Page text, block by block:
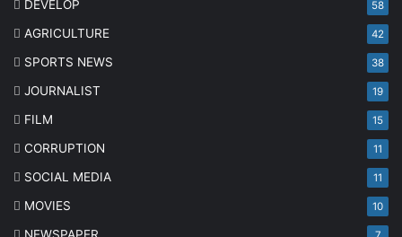
DEVELOP 58
AGRICULTURE 42
SPORTS NEWS 38
JOURNALIST 19
FILM 15
CORRUPTION 11
SOCIAL MEDIA 11
MOVIES 10